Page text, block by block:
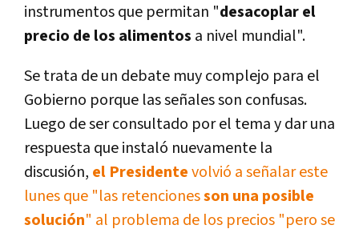
instrumentos que permitan "desacoplar el
precio de los alimentos a nivel mundial".
Se trata de un debate muy complejo para el
Gobierno porque las señales son confusas.
Luego de ser consultado por el tema y dar una
respuesta que instaló nuevamente la
discusión, el Presidentevolvió a señalar este
lunes que "las retencionesson una posible
solución" al problema de los precios "pero se